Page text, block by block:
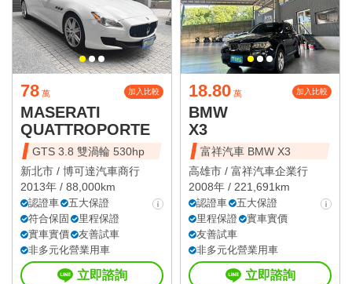
78 萬 加入比較
MASERATI
QUATTROPORTE
GTS 3.8 雙渦輪 530hp
新北市 / 博可達汽車商行
2013年 / 88,000km
認證車
五大保證
符合保固
里程保證
實車實價
友善試車
非多元化營業用車
立即諮詢
18.80 萬 加入比較
BMW
X3
富祥汽車 BMW X3
高雄市 / 富祥汽車企業行
2008年 / 221,691km
認證車
五大保證
里程保證
實車實價
友善試車
非多元化營業用車
立即諮詢